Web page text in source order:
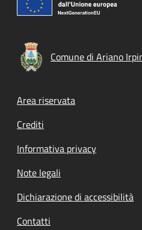
Comune di Ariano
Footer menu
Area riservata
Crediti
Informativa privacy
Note legali
Dichiarazione di accessibilità
Contatti